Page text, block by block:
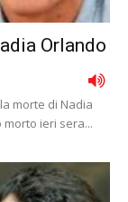
Orlando
morte di Nadia
ieri sera...